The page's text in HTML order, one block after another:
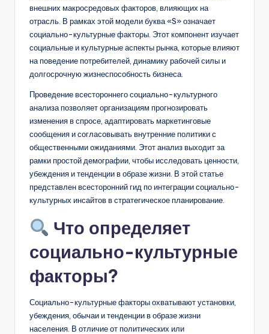
it
si
внешних макросредовых факторов, влияющих на
отрасль. В рамках этой модели буква «S» означает
социально-культурные факторы. Этот компонент изучает
социальные и культурные аспекты рынка, которые влияют
на поведение потребителей, динамику рабочей силы и
долгосрочную жизнеспособность бизнеса.
Проведение всестороннего социально-культурного
анализа позволяет организациям прогнозировать
изменения в спросе, адаптировать маркетинговые
сообщения и согласовывать внутренние политики с
общественными ожиданиями. Этот анализ выходит за
рамки простой демографии, чтобы исследовать ценности,
убеждения и тенденции в образе жизни. В этой статье
представлен всесторонний гид по интеграции социально-
культурных инсайтов в стратегическое планирование.
Что определяет
социально-культурные
факторы?
Социально-культурные факторы охватывают установки,
убеждения, обычаи и тенденции в образе жизни
населения. В отличие от политических или